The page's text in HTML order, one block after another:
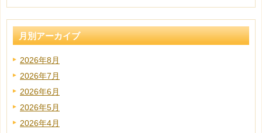
月別アーカイブ
2026年8月
2026年7月
2026年6月
2026年5月
2026年4月